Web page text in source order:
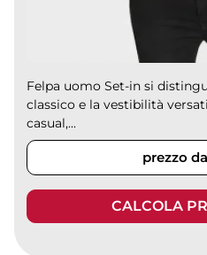
Felpa uomo Set-in si
classico e la vestibilità
casual,...
prezzo
CALCOLA